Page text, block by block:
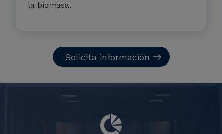
la biomasa.
Solicita información